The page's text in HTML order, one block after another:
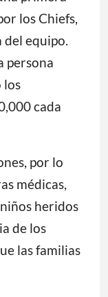
los Chiefs,
del equipo.
persona
los
cada
por lo
médicas,
heridos
de los
las familias